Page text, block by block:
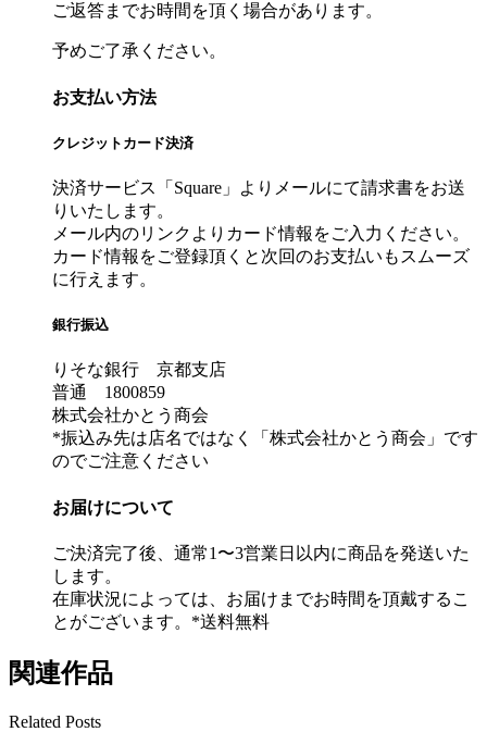
ご返答までお時間を頂く場合があります。
予めご了承ください。
お支払い方法
クレジットカード決済
決済サービス「Square」よりメールにて請求書をお送
りいたします。
メール内のリンクよりカード情報をご入力ください。
カード情報をご登録頂くと次回のお支払いもスムーズ
に行えます。
銀行振込
りそな銀行 京都支店
普通 1800859
株式会社かとう商会
*振込み先は店名ではなく「株式会社かとう商会」です
のでご注意ください
お届けについて
ご決済完了後、通常1〜3営業日以内に商品を発送いた
します。
在庫状況によっては、お届けまでお時間を頂戴するこ
とがございます。*送料無料
関連作品
Related Posts